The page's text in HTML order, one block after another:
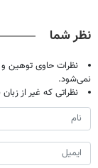
نظر شما
نظرات حاوی توهین
نمی‌شود.
نظراتی که غیر از